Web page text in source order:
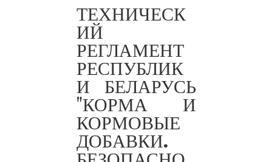
ТР
2010/02
ТЕХНИЧЕСК
ИЙ
РЕГЛАМЕНТ
РЕСПУБЛИК
И БЕЛАРУСЬ
"КОРМА И
КОРМОВЫЕ
ДОБАВКИ.